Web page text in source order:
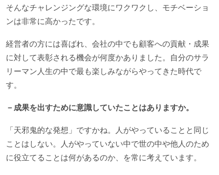
そんなチャレンジングな環境にワクワクし、モチベーショ
ンは非常に高かったです。
経営者の方には喜ばれ、会社の中でも顧客への貢献・成果
に対して表彰される機会が何度かありました。自分のサラ
リーマン人生の中で最も楽しみながらやってきた時代で
す。
－成果を出すために意識していたことはありますか。
「天邪鬼的な発想」ですかね。人がやっていることと同じ
ことはしない。人がやっていない中で世の中や他人のため
に役立てることは何があるのか、を常に考えています。